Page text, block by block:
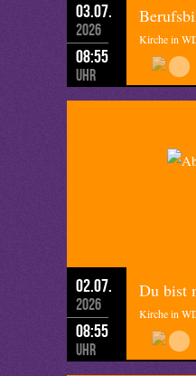
03.07.
2026
08:55
Uhr
Kirche in
02.07.
2026
08:55
Uhr
Du bist
Kirche in